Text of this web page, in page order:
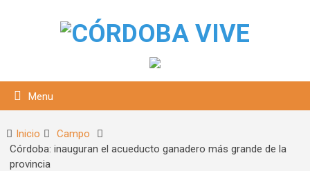
Menu
Inicio
Campo
Córdoba: inauguran el acueducto ganadero más grande de la
provincia